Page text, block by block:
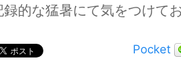
録的な猛暑にて気をつけて
Pocket